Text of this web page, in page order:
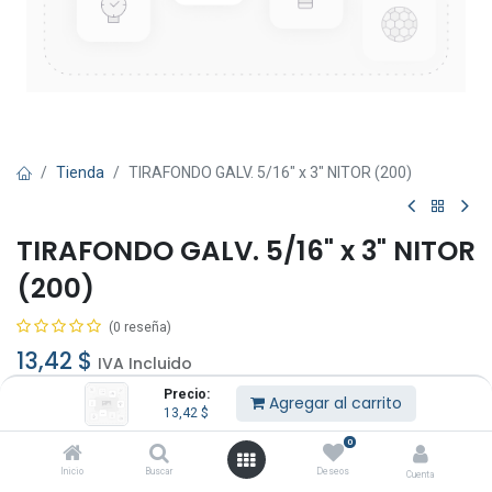
Precio:
13,42 $ Agregar al carrito
Inicio Buscar
0
Deseos Cuenta
Tienda TIRAFONDO GALV. 5/16" x 3" NITOR (200)
TIRAFONDO GALV. 5/16" x 3" NITOR
(200)
(0 reseña)
13,42 $ IVA Incluido